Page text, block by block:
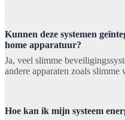
Kunnen deze systemen
home apparatuur?
Ja, veel slimme
andere apparaten zoals slimme
Hoe kan ik mijn systeem